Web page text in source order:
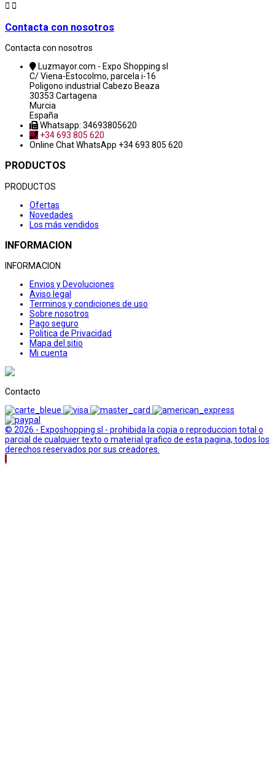
 
Contacta con nosotros
Contacta con nosotros
Luzmayor.com - Expo Shopping sl
C/ Viena-Estocolmo, parcela i-16
Poligono industrial Cabezo Beaza
30353 Cartagena
Murcia
España
Whatsapp: 34693805620
+34 693 805 620
Online ChatWhatsApp +34 693 805 620
PRODUCTOS
PRODUCTOS
Ofertas
Novedades
Los más vendidos
INFORMACION
INFORMACION
Envios y Devoluciones
Aviso legal
Terminos y condiciones de uso
Sobre nosotros
Pago seguro
Politica de Privacidad
Mapa del sitio
Mi cuenta
Contacto
© 2026 - Exposhopping sl - prohibida la copia o reproduccion total o
parcial de cualquier texto o material grafico de esta pagina, todos los
derechos reservados por sus creadores.